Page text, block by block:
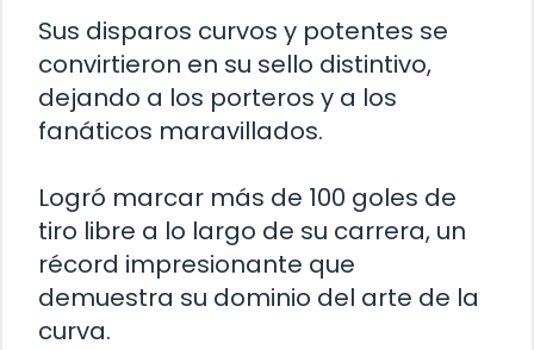
Sus disparos curvos y potentes se
convirtieron en su sello distintivo,
dejando a los porteros y a los
fanáticos maravillados.
Logró marcar más de 100 goles de
tiro libre a lo largo de su carrera, un
récord impresionante que
demuestra su dominio del arte de la
curva.